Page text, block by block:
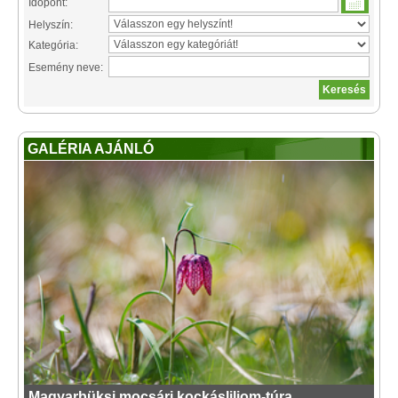
Időpont:
Helyszín:
Kategória:
Esemény neve:
GALÉRIA AJÁNLÓ